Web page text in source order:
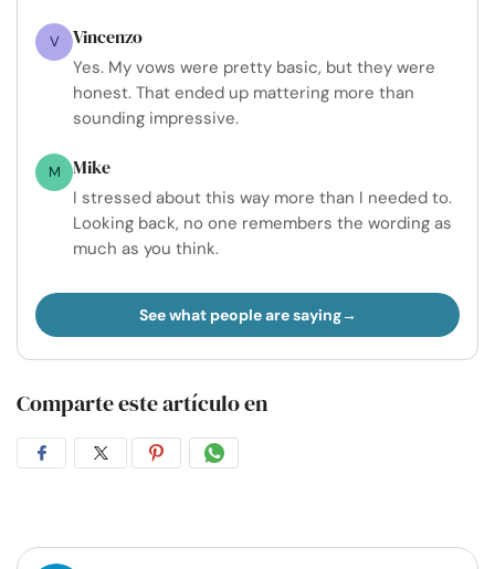
V Vincenzo
Yes. My vows were pretty basic, but they were
honest. That ended up mattering more than
sounding impressive.
M Mike
I stressed about this way more than I needed to.
Looking back, no one remembers the wording as
much as you think.
See what people are saying
Comparte este artículo en
CompartirCompartirCompartirCompartir